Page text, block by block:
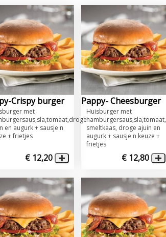
Crispy burger
met
en augurk + sausje n
+ frietjes
€ 12,20
Pappy- Cheesburger
​Huisburger met
hamburgersaus,sla,tomaat,
smeltkaas, droge ajuin en
augurk + sausje n keuze +
frietjes
€ 12,80